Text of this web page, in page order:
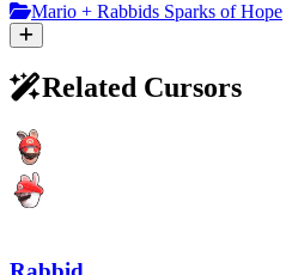
Mario + Rabbids Sparks of Hope
Related Cursors